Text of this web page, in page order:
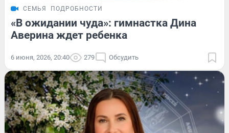
СЕМЬЯ ПОДРОБНОСТИ
«В ожидании чуда»: гимнастка Дина
Аверина ждет ребенка
6 июня, 2026, 20:40 279 Обсудить